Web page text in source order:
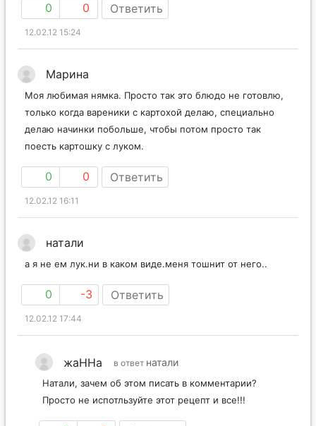
0 0 Ответить
12.02.12 15:24
Марина
Моя любимая нямка. Просто так это блюдо не готовлю,
только когда вареники с картохой делаю, специально
делаю начинки побольше, чтобы потом просто так
поесть картошку с луком.
0 0 Ответить
12.02.12 16:11
натали
а я не ем лук.ни в каком виде.меня тошнит от него..
0 -3 Ответить
12.02.12 17:44
жаННа в ответ натали
Натали, зачем об этом писать в комментарии?
Просто не испотльзуйте этот рецепт и все!!!